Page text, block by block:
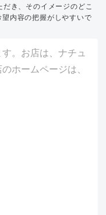
き、そのイメージのどこ
内容の把握がしやすいで